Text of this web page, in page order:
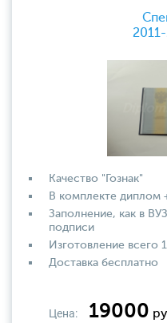
Качество "Гознак"
В комплекте диплом
Заполнение, как в
подписи
Изготовление всего
Доставка бесплатно
Цена: 19000